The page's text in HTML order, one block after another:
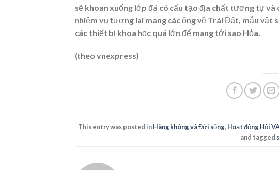
sẽ khoan xuống lớp đá có cấu tạo địa chất tương tự và
nhiệm vụ tương lai mang các ống về Trái Đất, mẫu
các thiết bị khoa học quá lớn để mang tới sao Hỏa.
(theo vnexpress)
This entry was posted inHàng không và Đời sống, Hoạt động Hội
and tagged